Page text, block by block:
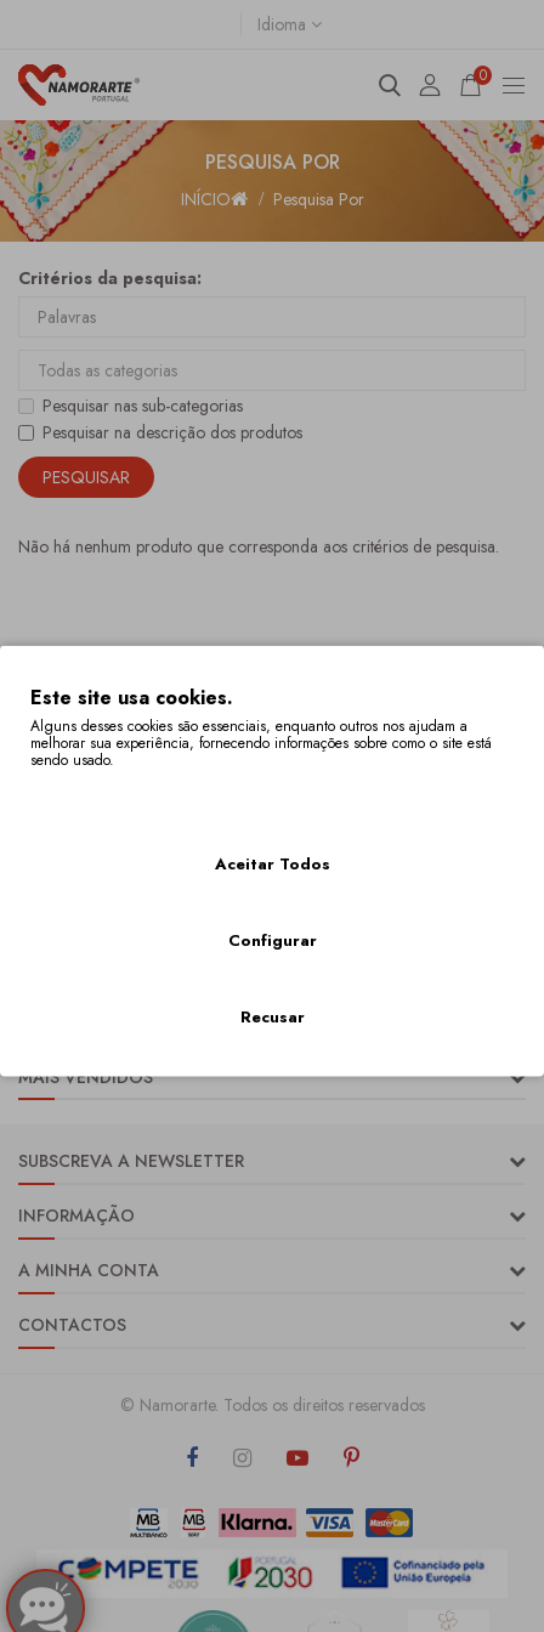
Idioma
0
PESQUISA POR
INÍCIO Pesquisa Por
Critérios da pesquisa:
Pesquisar nas sub-categorias
Pesquisar na descrição dos produtos
Não há nenhum produto que corresponda aos critérios de pesquisa.
MAIS VENDIDOS
SUBSCREVA A NEWSLETTER
INFORMAÇÃO
A MINHA CONTA
CONTACTOS
© Namorarte. Todos os direitos reservados
Este site usa cookies.
Alguns desses cookies são essenciais, enquanto outros nos ajudam a
melhorar sua experiência, fornecendo informações sobre como o site está
sendo usado.
Aceitar Todos
Configurar
Recusar